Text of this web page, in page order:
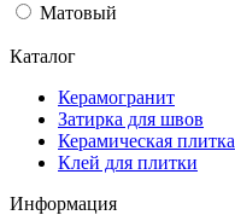
Матовый
Каталог
Керамогранит
Затирка для швов
Керамическая плитка
Клей для плитки
Информация